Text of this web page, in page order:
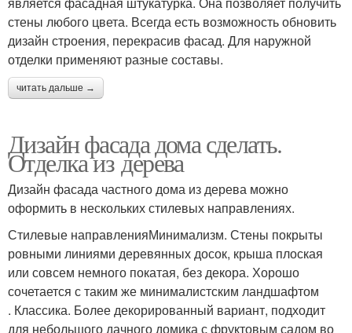
стены любого цвета. Всегда есть возможность обновить
дизайн строения, перекрасив фасад. Для наружной
отделки применяют разные составы.
читать дальше →
Дизайн фасада дома сделать.
Отделка из дерева
Дизайн фасада частного дома из дерева можно
оформить в нескольких стилевых направлениях.
Стилевые направленияМинимализм. Стены покрыты
ровными линиями деревянных досок, крыша плоская
или совсем немного покатая, без декора. Хорошо
сочетается с таким же минималистским ландшафтом
. Классика. Более декорированный вариант, подходит
для небольшого дачного домика с фруктовым садом во